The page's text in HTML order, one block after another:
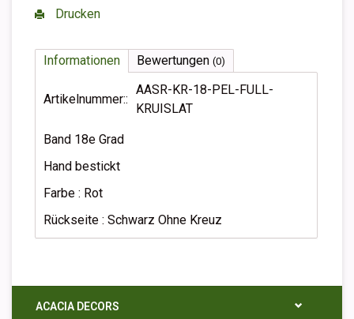
Drucken
Informationen Bewertungen (0)
Artikelnummer::
AASR-KR-18-PEL-FULL-
KRUISLAT
Band 18e Grad
Hand bestickt
Farbe : Rot
Rückseite : Schwarz Ohne Kreuz
ACACIA DECORS